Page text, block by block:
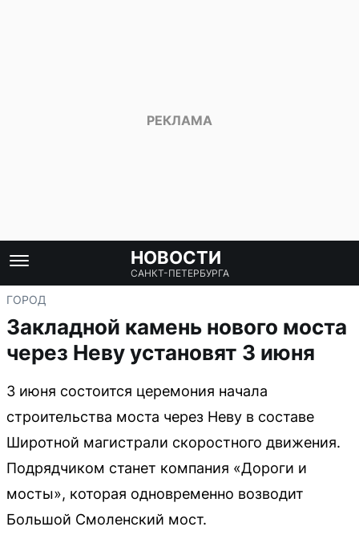
НОВОСТИ
САНКТ-ПЕТЕРБУРГА
ГОРОД
Закладной камень нового моста
через Неву установят 3 июня
3 июня состоится церемония начала
строительства моста через Неву в составе
Широтной магистрали скоростного движения.
Подрядчиком станет компания «Дороги и
мосты», которая одновременно возводит
Большой Смоленский мост.